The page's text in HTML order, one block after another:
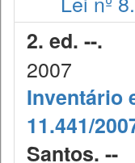
2. ed. --.
2007
Inventário
11.441/
Santos. --